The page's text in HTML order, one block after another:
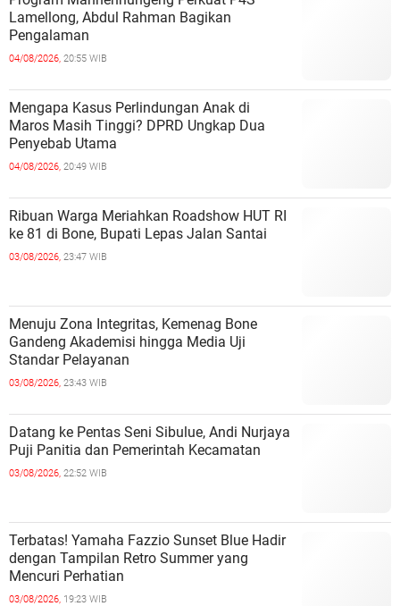
Lamellong, Abdul Rahman Bagikan
Pengalaman
04/08/2026, 20:55 WIB
Mengapa Kasus Perlindungan Anak di
Maros Masih Tinggi? DPRD Ungkap Dua
Penyebab Utama
04/08/2026, 20:49 WIB
Ribuan Warga Meriahkan Roadshow HUT RI
ke 81 di Bone, Bupati Lepas Jalan Santai
03/08/2026, 23:47 WIB
Menuju Zona Integritas, Kemenag Bone
Gandeng Akademisi hingga Media Uji
Standar Pelayanan
03/08/2026, 23:43 WIB
Datang ke Pentas Seni Sibulue, Andi Nurjaya
Puji Panitia dan Pemerintah Kecamatan
03/08/2026, 22:52 WIB
Terbatas! Yamaha Fazzio Sunset Blue Hadir
dengan Tampilan Retro Summer yang
Mencuri Perhatian
03/08/2026, 19:23 WIB